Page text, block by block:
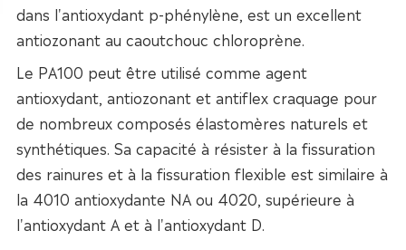
dans l'antioxydant p-phénylène, est un excellent
antiozonant au caoutchouc chloroprène.
Le PA100 peut être utilisé comme agent
antioxydant, antiozonant et antiflex craquage pour
de nombreux composés élastomères naturels et
synthétiques. Sa capacité à résister à la fissuration
des rainures et à la fissuration flexible est similaire à
la 4010 antioxydante NA ou 4020, supérieure à
l'antioxydant A et à l'antioxydant D.